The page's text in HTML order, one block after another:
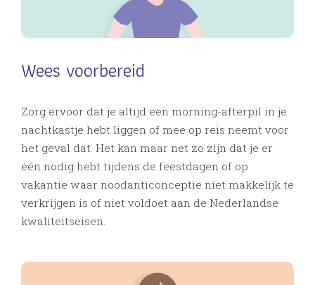
Wees voorbereid
Zorg ervoor dat je altijd een morning-afterpil in je
nachtkastje hebt liggen of mee op reis neemt voor
het geval dat. Het kan maar net zo zijn dat je er
één nodig hebt tijdens de feestdagen of op
vakantie waar noodanticonceptie niet makkelijk te
verkrijgen is of niet voldoet aan de Nederlandse
kwaliteitseisen.